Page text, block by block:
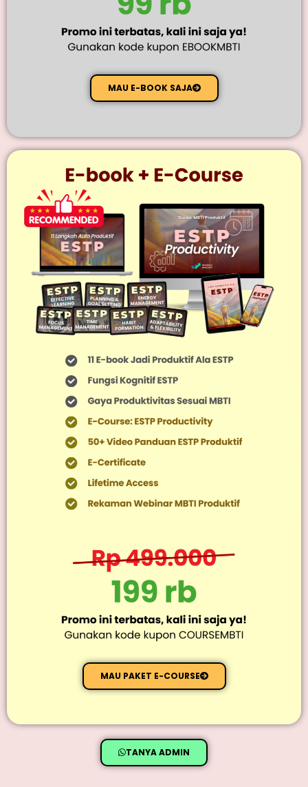
MAU E-BOOK SAJA
MAU PAKET E-COURSE
TANYA ADMIN